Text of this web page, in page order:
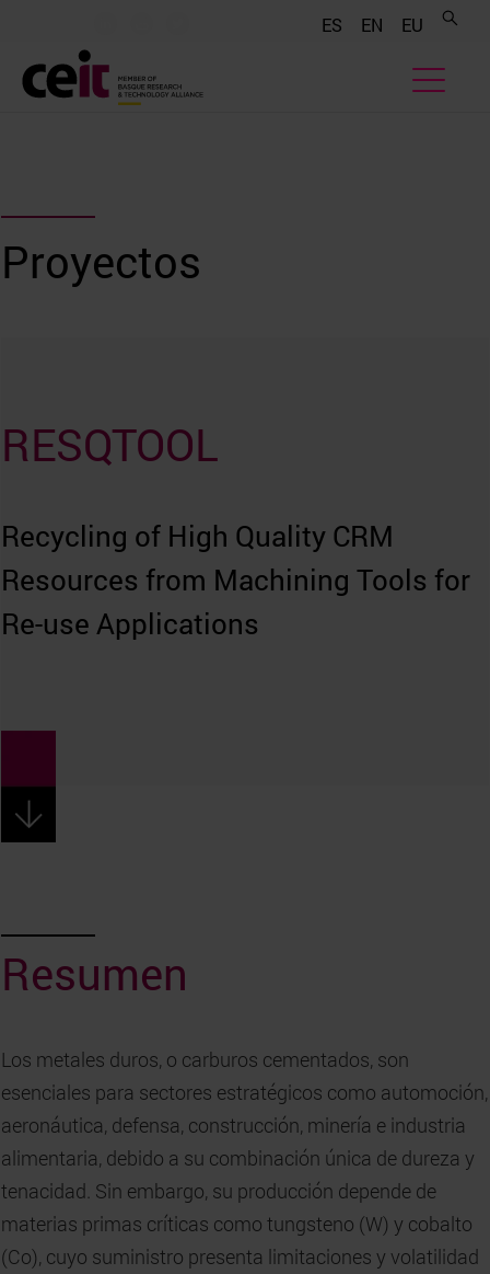
ES EN EU
Proyectos
RESQTOOL
Recycling of High Quality CRM
Resources from Machining Tools for
Re-use Applications
Resumen
Los metales duros, o carburos cementados, son
esenciales para sectores estratégicos como automoción,
aeronáutica, defensa, construcción, minería e industria
alimentaria, debido a su combinación única de dureza y
tenacidad. Sin embargo, su producción depende de
materias primas críticas como tungsteno (W) y cobalto
(Co), cuyo suministro presenta limitaciones y volatilidad